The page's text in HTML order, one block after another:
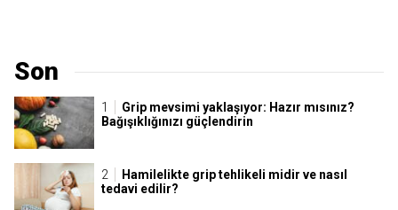
Son
Grip mevsimi yaklaşıyor: Hazır mısınız?
Bağışıklığınızı güçlendirin
Hamilelikte grip tehlikeli midir ve nasıl
tedavi edilir?